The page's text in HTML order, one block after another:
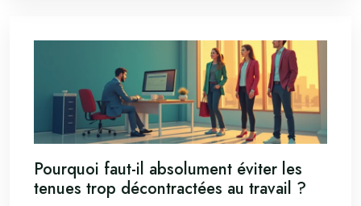
Pourquoi faut-il absolument éviter les
tenues trop décontractées au travail ?